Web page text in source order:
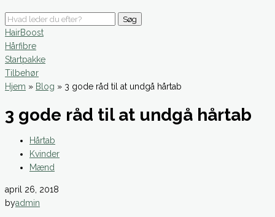
Søg
HairBoost
Hårfibre
Startpakke
Tilbehør
Hjem » Blog » 3 gode råd til at undgå hårtab
3 gode råd til at undgå hårtab
Hårtab
Kvinder
Mænd
april 26, 2018
byadmin